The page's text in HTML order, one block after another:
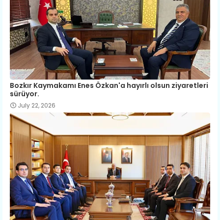
Bozkır Kaymakamı Enes Özkan'a hayırlı olsun ziyaretleri
sürüyor.
July 22, 2026